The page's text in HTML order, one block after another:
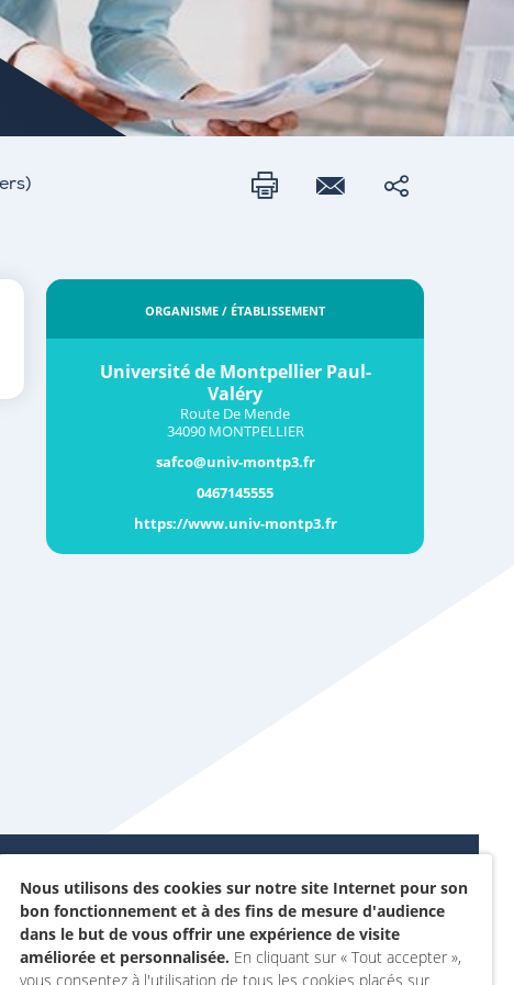
ORGANISME / ÉTABLISSEMENT
Université de Montpellier Paul-
Valéry
Route De Mende
34090 MONTPELLIER
safco@univ-montp3.fr
0467145555
https://www.univ-montp3.fr
sommes-nous ?
projet
Données personnelles et
cookies
Accessibilité : non
Nous utilisons des cookies sur notre site Internet pour son
bon fonctionnement et à des fins de mesure d'audience
dans le but de vous offrir une expérience de visite
améliorée et personnalisée. En cliquant sur « Tout accepter »,
vous consentez à l'utilisation de tous les cookies placés sur